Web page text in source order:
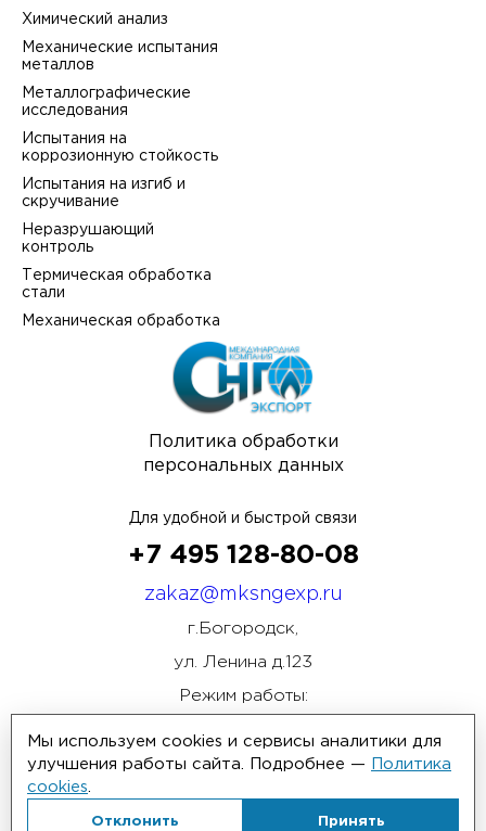
Политика обработки
персональных данных
Химический анализ
Механические испытания
металлов
Металлографические
исследования
Испытания на
коррозионную стойкость
Испытания на изгиб и
скручивание
Неразрушающий
контроль
Термическая обработка
стали
Механическая обработка
Для удобной и быстрой связи
+7 495 128-80-08
zakaz@mksngexp.ru
г.Богородск,
ул. Ленина д.123
Режим работы:
Мы используем cookies и сервисы аналитики для
улучшения работы сайта. Подробнее —
Политика
cookies
Отклонить Принять